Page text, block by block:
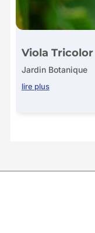
Viola Tricolor
Jardin Botanique
lire plus